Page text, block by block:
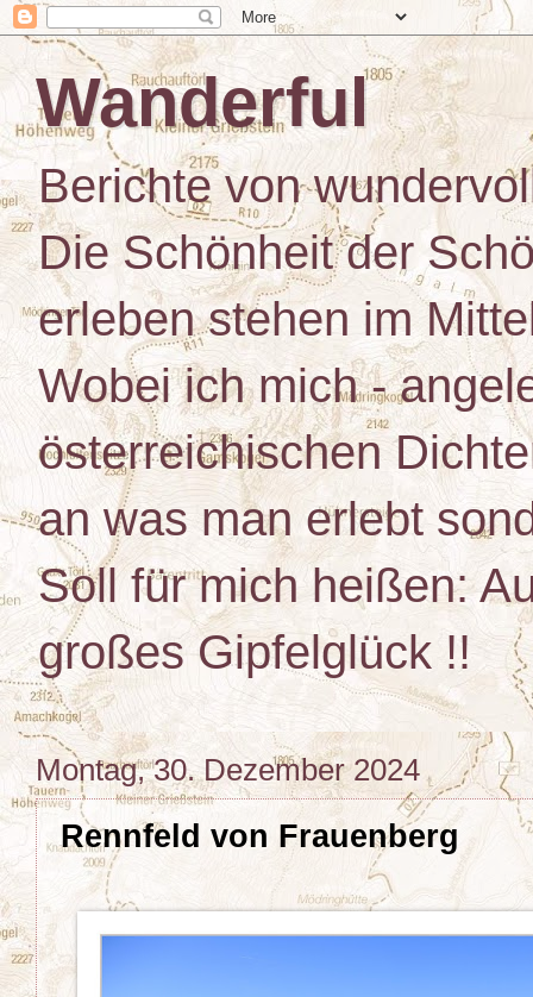
Wanderful
Berichte von
Die Schönheit der
erleben stehen im
Wobei ich mich -
österreichischen
an was man erlebt
Soll für mich heißen:
großes Gipfelglück !!
Montag, 30. Dezember 2024
Rennfeld von Frauenberg